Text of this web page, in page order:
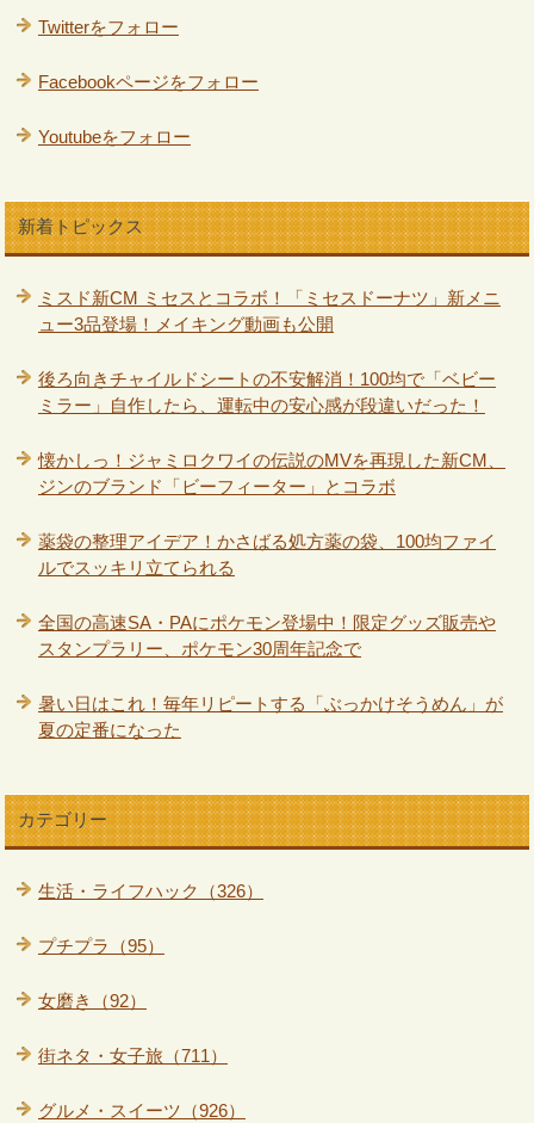
Twitterをフォロー
Facebookページをフォロー
Youtubeをフォロー
新着トピックス
ミスド新CM ミセスとコラボ！「ミセスドーナツ」新メニ
ュー3品登場！メイキング動画も公開
後ろ向きチャイルドシートの不安解消！100均で「ベビー
ミラー」自作したら、運転中の安心感が段違いだった！
懐かしっ！ジャミロクワイの伝説のMVを再現した新CM、
ジンのブランド「ビーフィーター」とコラボ
薬袋の整理アイデア！かさばる処方薬の袋、100均ファイ
ルでスッキリ立てられる
全国の高速SA・PAにポケモン登場中！限定グッズ販売や
スタンプラリー、ポケモン30周年記念で
暑い日はこれ！毎年リピートする「ぶっかけそうめん」が
夏の定番になった
カテゴリー
生活・ライフハック（326）
プチプラ（95）
女磨き（92）
街ネタ・女子旅（711）
グルメ・スイーツ（926）